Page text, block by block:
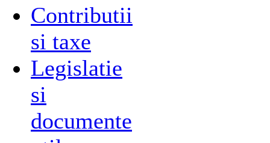
Contributii
si taxe
Legislatie
si
documente